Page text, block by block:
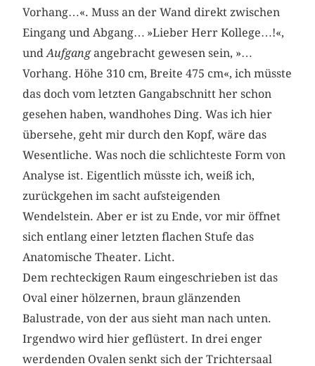
Vorhang…«. Muss an der Wand direkt zwischen
Eingang und Abgang… »Lieber Herr Kollege…!«,
undAufgangangebracht gewesen sein, »…
Vorhang. Höhe 310 cm, Breite 475 cm«, ich müsste
das doch vom letzten Gangabschnitt her schon
gesehen haben, wandhohes Ding. Was ich hier
übersehe, geht mir durch den Kopf, wäre das
Wesentliche. Was noch die schlichteste Form von
Analyse ist. Eigentlich müsste ich, weiß ich,
zurückgehen im sacht aufsteigenden
Wendelstein. Aber er ist zu Ende, vor mir öffnet
sich entlang einer letzten flachen Stufe das
Anatomische Theater. Licht.
Dem rechteckigen Raum eingeschrieben ist das
Oval einer hölzernen, braun glänzenden
Balustrade, von der aus sieht man nach unten.
Irgendwo wird hier geflüstert. In drei enger
werdenden Ovalen senkt sich der Trichtersaal